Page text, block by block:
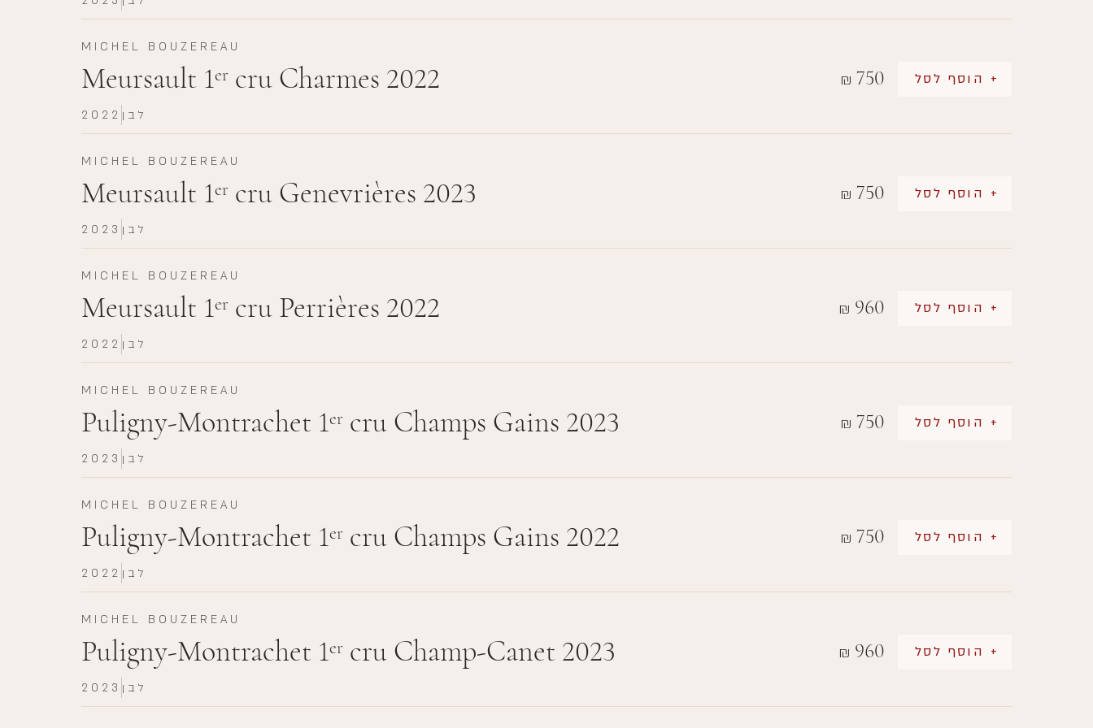
MICHEL BOUZEREAU
Meursault 1er cru Charmes 2022 ₪ 750 + הוסף לסל
2022 לבן
MICHEL BOUZEREAU
Meursault 1er cru Genevrières 2023 ₪ 750 + הוסף לסל
2023 לבן
MICHEL BOUZEREAU
Meursault 1er cru Perrières 2022 ₪ 960 + הוסף לסל
2022 לבן
MICHEL BOUZEREAU
Puligny-Montrachet 1er cru Champs Gains 2023 ₪ 750 + הוסף לסל
2023 לבן
MICHEL BOUZEREAU
Puligny-Montrachet 1er cru Champs Gains 2022 ₪ 750 + הוסף לסל
2022 לבן
MICHEL BOUZEREAU
Puligny-Montrachet 1er cru Champ-Canet 2023 ₪ 960 + הוסף לסל
2023 לבן